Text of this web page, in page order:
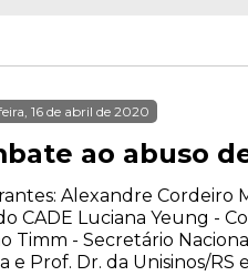
16 de abril de 2020
ao abuso
Alexandre
CADE Luciana Yeung -
Timm - Secretário
e Prof. Dr. da Unisinos/RS